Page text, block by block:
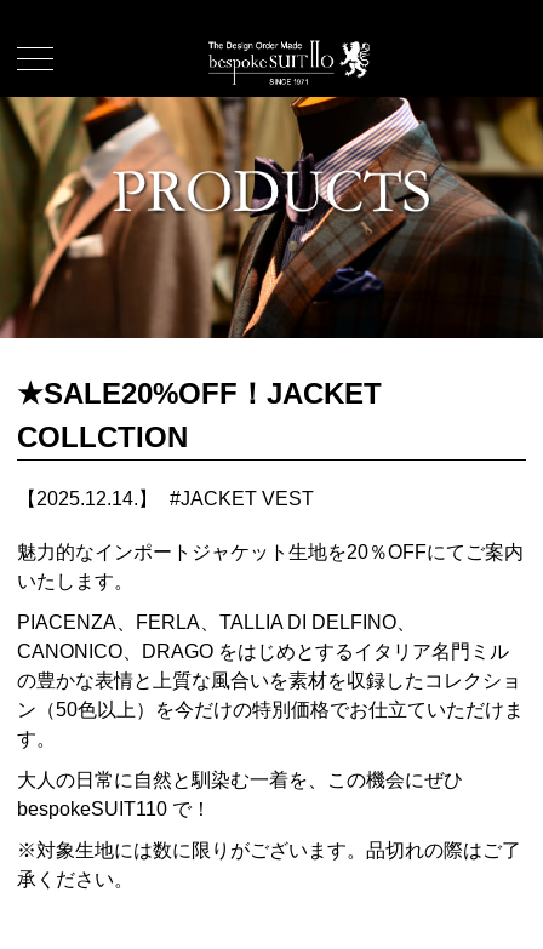
★SALE20%OFF！JACKET
COLLCTION
【2025.12.14.】 #JACKET VEST
魅力的なインポートジャケット生地を20％OFFにてご案内
いたします。
PIACENZA、FERLA、TALLIA DI DELFINO、
CANONICO、DRAGO をはじめとするイタリア名門ミル
の豊かな表情と上質な風合いを素材を収録したコレクショ
ン（50色以上）を今だけの特別価格でお仕立ていただけま
す。
大人の日常に自然と馴染む一着を、この機会にぜひ
bespokeSUIT110 で！
※対象生地には数に限りがございます。品切れの際はご了
承ください。